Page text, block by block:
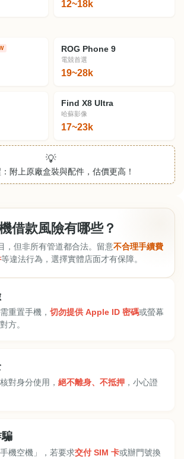
12~18k
ROG Phone 9
電競首選
19~28k
Find X8 Ultra
哈蘇影像
17~23k
💡
附上原廠盒裝與配件，估價更高！
借款風險有哪些？
，但非所有管道都合法。留意不合理手續費
等違法行為，選擇實體店面才有保障。
重置手機， 切勿提供 Apple ID 密碼或螢幕
方。
對身分使用， 絕不離身、不抵押 ，小心證
機空機」，若要求交付 SIM 卡或辦門號換